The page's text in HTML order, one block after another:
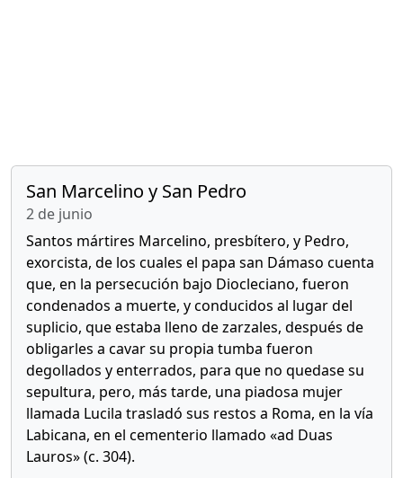
San Marcelino y San Pedro
2 de junio
Santos mártires Marcelino, presbítero, y Pedro,
exorcista, de los cuales el papa san Dámaso cuenta
que, en la persecución bajo Diocleciano, fueron
condenados a muerte, y conducidos al lugar del
suplicio, que estaba lleno de zarzales, después de
obligarles a cavar su propia tumba fueron
degollados y enterrados, para que no quedase su
sepultura, pero, más tarde, una piadosa mujer
llamada Lucila trasladó sus restos a Roma, en la vía
Labicana, en el cementerio llamado «ad Duas
Lauros» (c. 304).